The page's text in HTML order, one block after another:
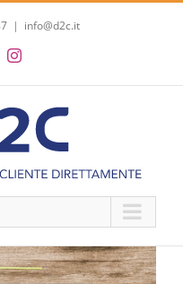
| info@d2c.it
Instagram